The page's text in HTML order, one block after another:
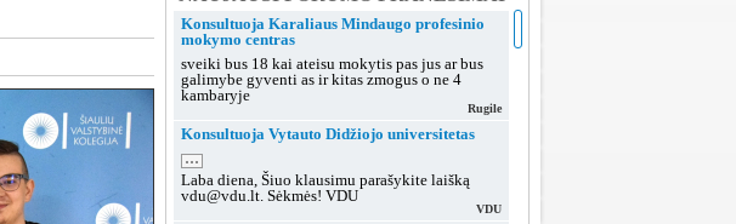
Konsultuoja Karaliaus Mindaugo profesinio
mokymo centras
sveiki bus 18 kai ateisu mokytis pas jus ar bus
galimybe gyventi as ir kitas zmogus o ne 4
kambaryje
Rugile
Konsultuoja Vytauto Didžiojo universitetas
...
Laba diena, Šiuo klausimu parašykite laišką
vdu@vdu.lt. Sėkmės! VDU
VDU